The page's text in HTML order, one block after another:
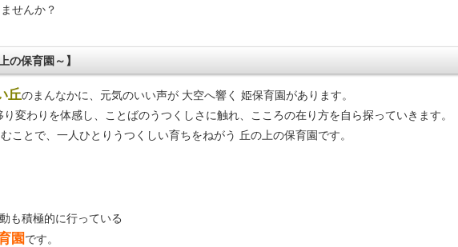
せんか？
の保育園～】
丘のまんなかに、元気のいい声が 大空へ響く 姫保育園があります。
変わりを体感し、ことばのうつくしさに触れ、こころの在り方を自ら探っていきます。
ことで、一人ひとりうつくしい育ちをねがう 丘の上の保育園です。
積極的に行っている
園です。